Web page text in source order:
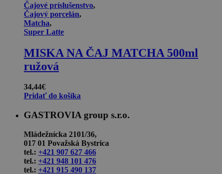
Čajové príslušenstvo,
Čajový porcelán,
Matcha,
Super Latte
MISKA NA ČAJ MATCHA 500ml
ružová
34,44€
Pridať do košíka
GASTROVIA group s.r.o.
Mládežnícka 2101/36,
017 01 Považská Bystrica
tel.: +421 907 627 466
tel.: +421 948 101 476
tel.: +421 915 490 137